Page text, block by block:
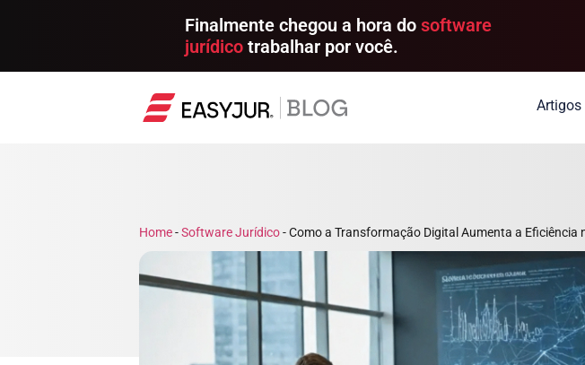
Finalmente chegou a hora dosoftware
jurídico trabalhar por você.
Artigos
Home-Software Jurídico-Como a Transformação Digital Aumenta a Eficiência